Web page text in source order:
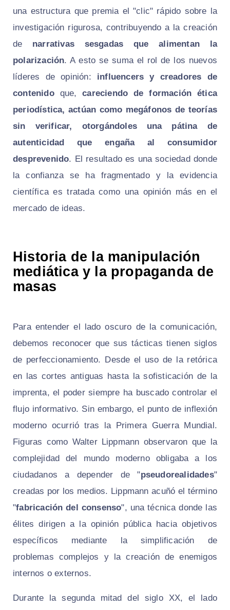
una estructura que premia el "clic" rápido sobre la
investigación rigurosa, contribuyendo a la creación
de narrativas sesgadas que alimentan la
polarización. A esto se suma el rol de los nuevos
líderes de opinión: influencers y creadores de
contenidoque,careciendo de formación ética
periodística, actúan como megáfonos de teorías
sin verificar, otorgándoles una pátina de
autenticidad que engaña al consumidor
desprevenido. El resultado es una sociedad donde
la confianza se ha fragmentado y la evidencia
científica es tratada como una opinión más en el
mercado de ideas.
Historia de la manipulación
mediática y la propaganda de
masas
Para entender el lado oscuro de la comunicación,
debemos reconocer que sus tácticas tienen siglos
de perfeccionamiento. Desde el uso de la retórica
en las cortes antiguas hasta la sofisticación de la
imprenta, el poder siempre ha buscado controlar el
flujo informativo. Sin embargo, el punto de inflexión
moderno ocurrió tras la Primera Guerra Mundial.
Figuras como Walter Lippmann observaron que la
complejidad del mundo moderno obligaba a los
ciudadanos a depender de "pseudorealidades"
creadas por los medios. Lippmann acuñó el término
"fabricación del consenso", una técnica donde las
élites dirigen a la opinión pública hacia objetivos
específicos mediante la simplificación de
problemas complejos y la creación de enemigos
internos o externos.
Durante la segunda mitad del siglo XX, el lado